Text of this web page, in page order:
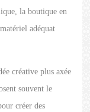
la boutique en
adéquat
créative plus axée
souvent le
créer des